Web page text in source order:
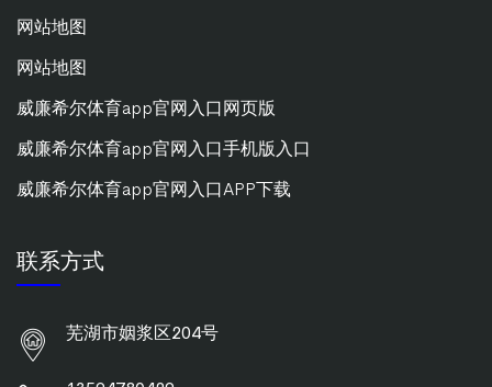
网站地图
网站地图
威廉希尔体育app官网入口网页版
威廉希尔体育app官网入口手机版入口
威廉希尔体育app官网入口APP下载
联系方式
芜湖市姻浆区204号